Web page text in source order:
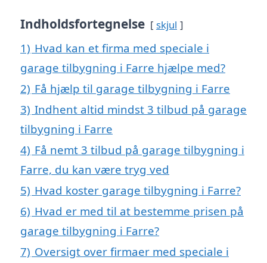
Indholdsfortegnelse skjul
1) Hvad kan et firma med speciale i
garage tilbygning i Farre hjælpe med?
2) Få hjælp til garage tilbygning i Farre
3) Indhent altid mindst 3 tilbud på garage
tilbygning i Farre
4) Få nemt 3 tilbud på garage tilbygning i
Farre, du kan være tryg ved
5) Hvad koster garage tilbygning i Farre?
6) Hvad er med til at bestemme prisen på
garage tilbygning i Farre?
7) Oversigt over firmaer med speciale i